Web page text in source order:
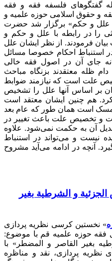
گفتگوهای فلسفه فقه و فقه
و حقوق اسلامی حوزه علمیه و
علل و حکم» برگزار شد حضرت
را در رابطه با علل و حکم و
فرمودند. از نظر ایشان علل
استنباط احکام خصوصا مسائل
جای آن در اصول فقه خالی
ظله معتقدند بزنگاه مباحث
علت است که نیازمند ضوابط
بر اساس آنها علل را تشخیص
هم چنین ایشان معتقد است
است همان طور که عام بعد
و تخصیص علت باعث تغییر در
آن به حکمت نمی‌شود. علاوه
نیست و می‌تواند در استنباط
آنچه در ادامه می‌آید مشروح
و الشرطیة بغیر
» نخستین کرسی نظریه پردازی
حوزه علمیه قم با موضوع:
بغیر القاصر و المضطر» با
پردازی، نقد و مناظره